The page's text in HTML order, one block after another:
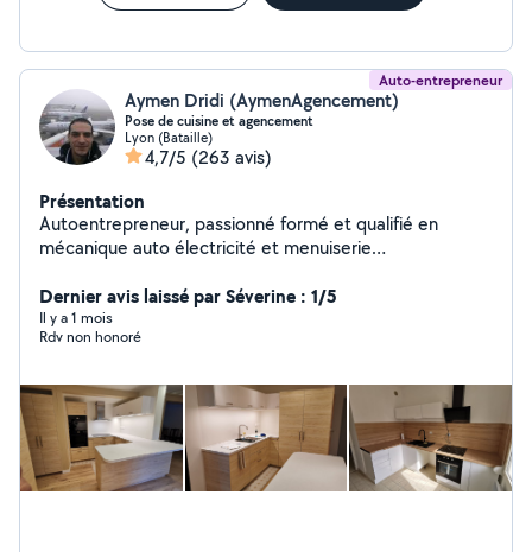
Auto-entrepreneur
Aymen Dridi (AymenAgencement)
Pose de cuisine et agencement
Lyon (Bataille)
4,7/5 (263 avis)
Présentation
Autoentrepreneur, passionné formé et qualifié en
mécanique auto électricité et menuiserie
aménagement d'espace pour les professionnels et les
particuliers depuis une dizaine d'années : montage de
stands aux 4 coins de l'Europe , pose de cuisines,
fabrication de meubles sur mesures, dépannage et
installations électriques ... J'ai le savoir faire et tout
l'outillage nécessaire pour réaliser vos petits et gros
travaux n'hésitez pas à me contacter si vous avez besoin
Dernier avis laissé par Séverine : 1/5
Il y a 1 mois
Rdv non honoré